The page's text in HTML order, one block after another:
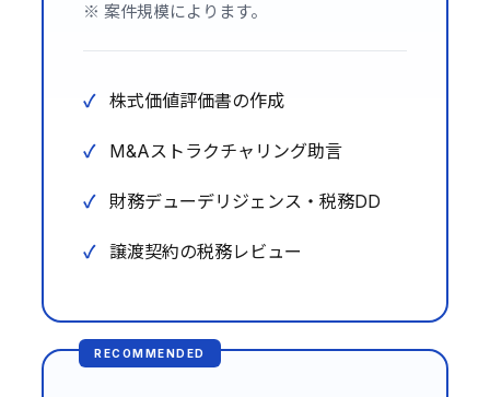
※ 案件規模によります。
株式価値評価書の作成
M&Aストラクチャリング助言
財務デューデリジェンス・税務DD
譲渡契約の税務レビュー